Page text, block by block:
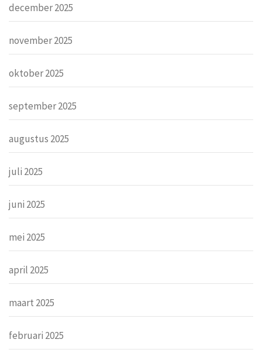
december 2025
november 2025
oktober 2025
september 2025
augustus 2025
juli 2025
juni 2025
mei 2025
april 2025
maart 2025
februari 2025